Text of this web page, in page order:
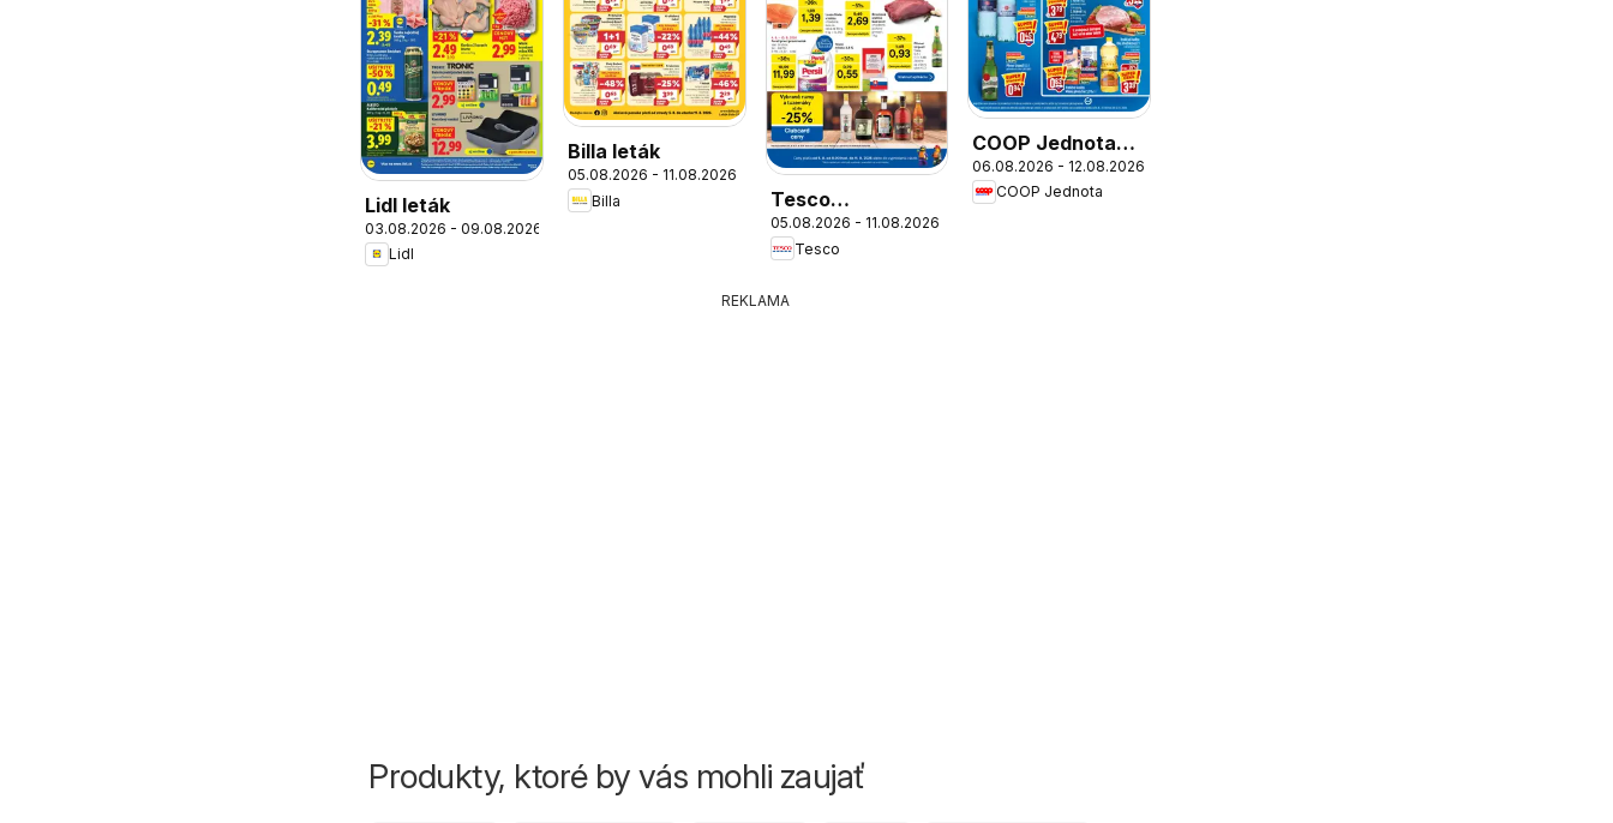
Lidl leták
03.08.2026 - 09.08.2026
Lidl
Billa leták
05.08.2026 - 11.08.2026
Billa
Tesco
Hypermarket -
leták
05.08.2026 - 11.08.2026
Tesco
COOP Jednota
leták
06.08.2026 - 12.08.2026
COOP Jednota
REKLAMA
Produkty, ktoré by vás mohli zaujať